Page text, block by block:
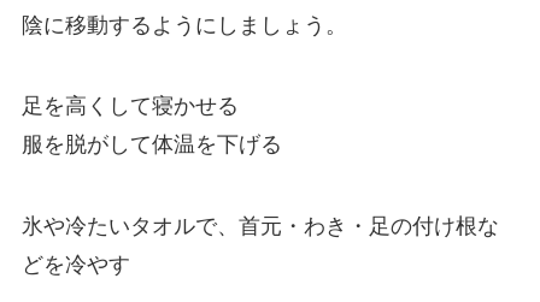
陰に移動するようにしましょう。
足を高くして寝かせる
服を脱がして体温を下げる
氷や冷たいタオルで、首元・わき・足の付け根な
どを冷やす